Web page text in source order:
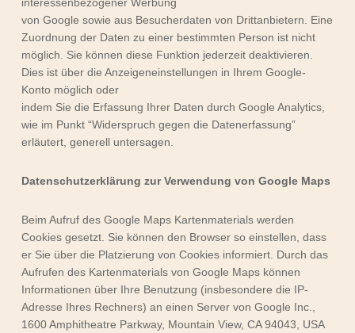
von Google sowie aus Besucherdaten von Drittanbietern. Eine
Zuordnung der Daten zu einer bestimmten Person ist nicht
möglich. Sie können diese Funktion jederzeit deaktivieren.
Dies ist über die Anzeigeneinstellungen in Ihrem Google-
Konto möglich oder
indem Sie die Erfassung Ihrer Daten durch Google Analytics,
wie im Punkt “Widerspruch gegen die Datenerfassung”
erläutert, generell untersagen.
Datenschutzerklärung zur Verwendung von Google Maps
Beim Aufruf des Google Maps Kartenmaterials werden
Cookies gesetzt. Sie können den Browser so einstellen, dass
er Sie über die Platzierung von Cookies informiert. Durch das
Aufrufen des Kartenmaterials von Google Maps können
Informationen über Ihre Benutzung (insbesondere die IP-
Adresse Ihres Rechners) an einen Server von Google Inc.,
1600 Amphitheatre Parkway, Mountain View, CA 94043, USA